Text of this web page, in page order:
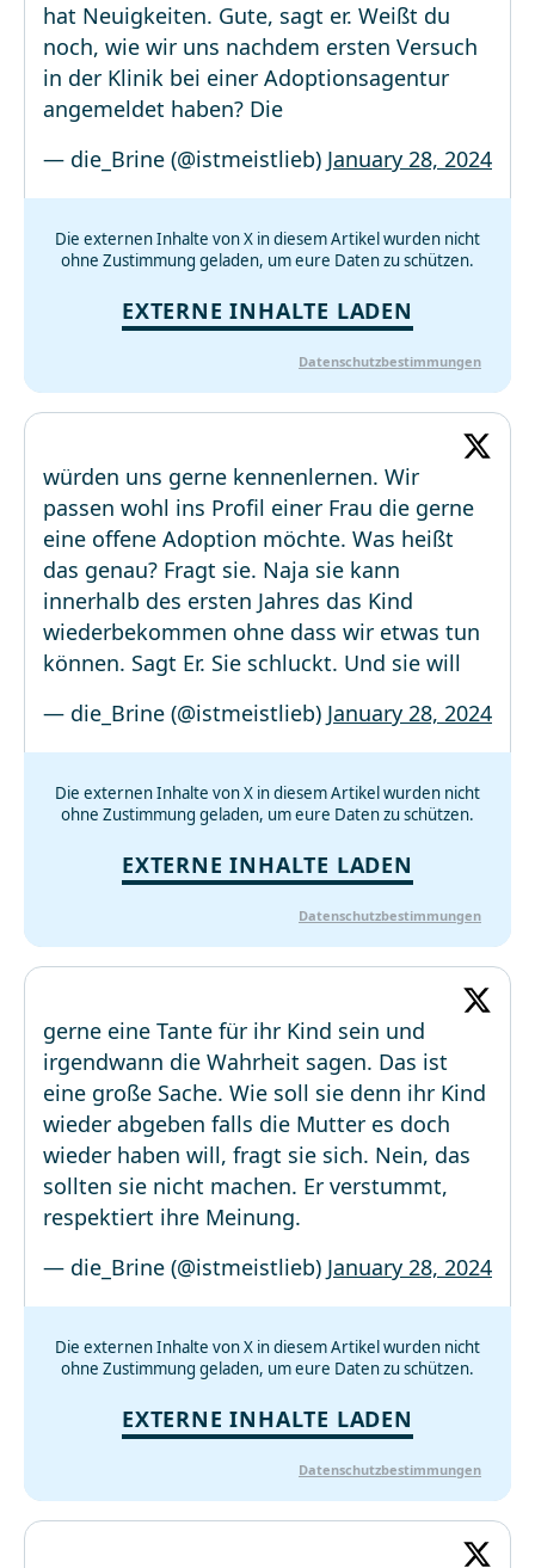
hat Neuigkeiten. Gute, sagt er. Weißt du
noch, wie wir uns nachdem ersten Versuch
in der Klinik bei einer Adoptionsagentur
angemeldet haben? Die
— die_Brine (@istmeistlieb) January 28, 2024
Die externen Inhalte von X in diesem Artikel wurden nicht
ohne Zustimmung geladen, um eure Daten zu schützen.
EXTERNE INHALTE LADEN
Datenschutzbestimmungen
würden uns gerne kennenlernen. Wir
passen wohl ins Profil einer Frau die gerne
eine offene Adoption möchte. Was heißt
das genau? Fragt sie. Naja sie kann
innerhalb des ersten Jahres das Kind
wiederbekommen ohne dass wir etwas tun
können. Sagt Er. Sie schluckt. Und sie will
— die_Brine (@istmeistlieb) January 28, 2024
Die externen Inhalte von X in diesem Artikel wurden nicht
ohne Zustimmung geladen, um eure Daten zu schützen.
EXTERNE INHALTE LADEN
Datenschutzbestimmungen
gerne eine Tante für ihr Kind sein und
irgendwann die Wahrheit sagen. Das ist
eine große Sache. Wie soll sie denn ihr Kind
wieder abgeben falls die Mutter es doch
wieder haben will, fragt sie sich. Nein, das
sollten sie nicht machen. Er verstummt,
respektiert ihre Meinung.
— die_Brine (@istmeistlieb) January 28, 2024
Die externen Inhalte von X in diesem Artikel wurden nicht
ohne Zustimmung geladen, um eure Daten zu schützen.
EXTERNE INHALTE LADEN
Datenschutzbestimmungen